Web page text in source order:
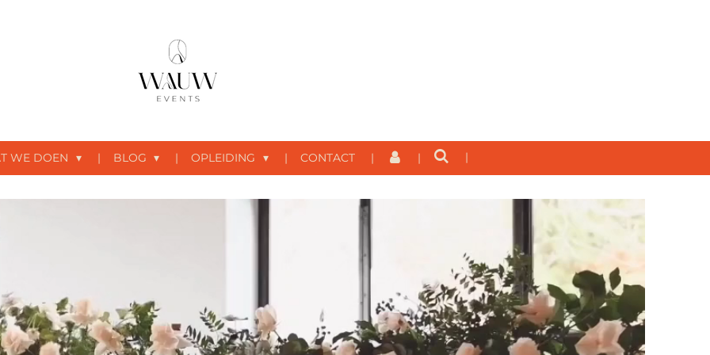
WE DOEN BLOG OPLEIDING CONTACT